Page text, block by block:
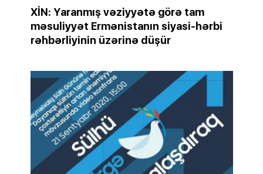
XİN: Yaranmış vəziyyətə görə tam
məsuliyyət Ermənistanın siyasi-hərbi
rəhbərliyinin üzərinə düşür